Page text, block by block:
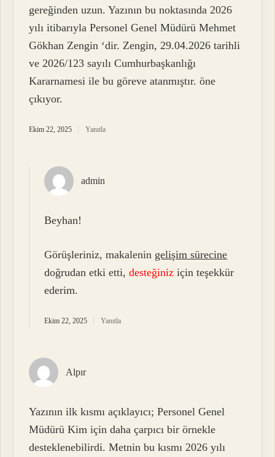
gereğinden uzun. Yazının bu noktasında 2026
yılı itibarıyla Personel Genel Müdürü Mehmet
Gökhan Zengin ‘dir. Zengin, 29.04.2026 tarihli
ve 2026/123 sayılı Cumhurbaşkanlığı
Kararnamesi ile bu göreve atanmıştır. öne
çıkıyor.
Ekim 22, 2025 Yanıtla
admin
Beyhan!
Görüşleriniz, makalenin gelişim sürecine
doğrudan etki etti,desteğiniz için teşekkür
ederim.
Ekim 22, 2025 Yanıtla
Alpır
Yazının ilk kısmı açıklayıcı; Personel Genel
Müdürü Kim için daha çarpıcı bir örnekle
desteklenebilirdi. Metnin bu kısmı 2026 yılı